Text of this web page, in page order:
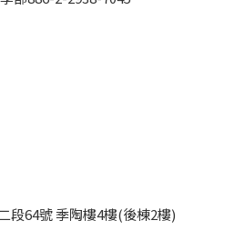
段64號 季陶樓4樓(後棟2樓)